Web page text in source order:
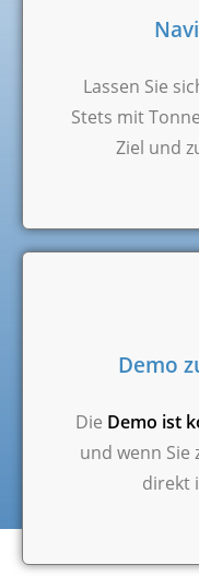
Lassen Sie
Stets mit
Ziel und
Demo
Die Demo ist
und wenn Sie
direkt